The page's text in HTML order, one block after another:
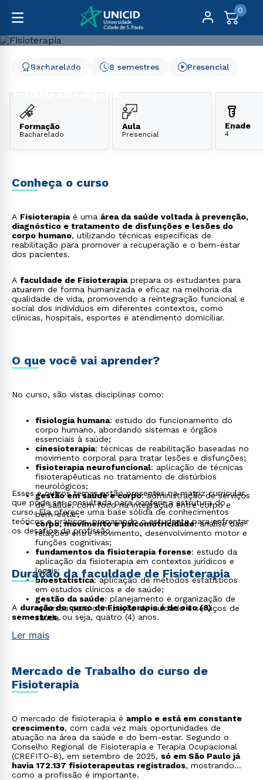
0
Graduação Saúde Fisioterapia
Fisioterapia
8 semestres
Bacharelado Presencial
Formação
Bacharelado
Aula
Presencial
Enade
4
Conheça o curso
A Fisioterapiaé uma área da saúde voltada à prevenção,
diagnóstico e tratamento de disfunções e lesões do
corpo humano, utilizando técnicas específicas de
reabilitação para promover a recuperação e o bem-estar
dos pacientes.
A faculdade de Fisioterapiaprepara os estudantes para
atuarem de forma humanizada e eficaz na melhoria da
qualidade de vida, promovendo a reintegração funcional e
social dos indivíduos em diferentes contextos, como
clínicas, hospitais, esportes e atendimento domiciliar.
O que você vai aprender?
No curso, são vistas disciplinas como:
fisiologia humana: estudo do funcionamento do
corpo humano, abordando sistemas e órgãos
essenciais à saúde;
cinesioterapia: técnicas de reabilitação baseadas no
movimento corporal para tratar lesões e disfunções;
fisioterapia neurofuncional: aplicação de técnicas
fisioterapêuticas no tratamento de distúrbios
neurológicos;
gestão em saúde e corpo: administração de serviços
de saúde, com foco na integração entre corpo e
bem-estar;
corpo, movimento e psicomotricidade: análise das
relações entre movimento, desenvolvimento motor e
funções cognitivas;
fundamentos da fisioterapia forense: estudo da
aplicação da fisioterapia em contextos jurídicos e
legais;
bioestatística: aplicação de métodos estatísticos
em estudos clínicos e de saúde;
gestão da saúde: planejamento e organização de
recursos para otimização do cuidado e serviços de
saúde.
Esses e outros temas estão presentes na matriz curricular,
que pode ser consultada para conferir a estrutura do
curso. Ela oferece uma base sólida de conhecimentos
teóricos e práticos, preparando o estudante para enfrentar
os desafios da profissão.
Duração da faculdade de Fisioterapia
A duração do curso de Fisioterapia é de oito (8)
semestres, ou seja, quatro (4) anos.
Ler mais
Mercado de Trabalho do curso de
Fisioterapia
O mercado de fisioterapia é amplo e está em constante
crescimento, com cada vez mais oportunidades de
atuação na área da saúde e do bem-estar. Segundo o
Conselho Regional de Fisioterapia e Terapia Ocupacional
(CREFITO-8), em setembro de 2025, só em São Paulo já
havia 172.137 fisioterapeutas registrados, mostrando
como a profissão é importante.